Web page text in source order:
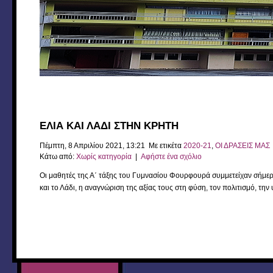
ΕΛΙΑ ΚΑΙ ΛΑΔΙ ΣΤΗΝ ΚΡΗΤΗ
Πέμπτη, 8 Απριλίου 2021, 13:21 Με ετικέτα 2020-21, ΟΙ ΔΡΑΣΕΙΣ ΜΑΣ
Κάτω από: Χωρίς κατηγορία| Αφήστε ένα σχόλιο
Οι μαθητές της Α΄ τάξης του Γυμνασίου Φουρφουρά συμμετείχαν
και το Λάδι, η αναγνώριση της αξίας τους στη φύση, τον πολιτισμό,